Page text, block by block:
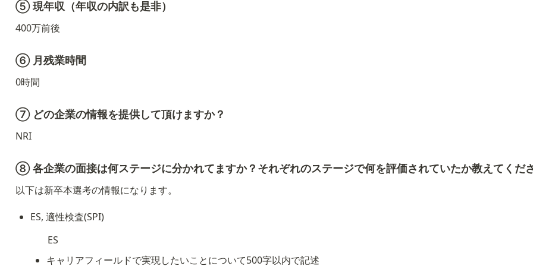
⑤ 現年収（年収の内訳も是非）
400万前後
⑥ 月残業時間
0時間
⑦ どの企業の情報を提供して頂けますか？
NRI
⑧ 各企業の面接は何ステージに分かれてますか？それぞれのステージで何を評価されていたか教えてくだ
以下は新卒本選考の情報になります。
ES, 適性検査(SPI)
ES
キャリアフィールドで実現したいことについて500字以内で記述